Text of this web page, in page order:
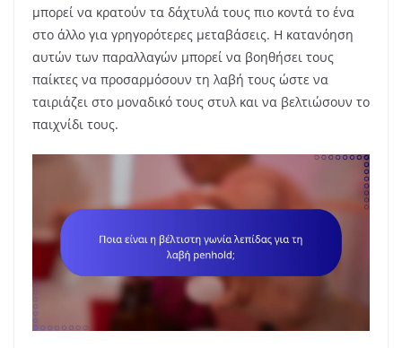
μπορεί να κρατούν τα δάχτυλά τους πιο κοντά το ένα
στο άλλο για γρηγορότερες μεταβάσεις. Η κατανόηση
αυτών των παραλλαγών μπορεί να βοηθήσει τους
παίκτες να προσαρμόσουν τη λαβή τους ώστε να
ταιριάζει στο μοναδικό τους στυλ και να βελτιώσουν το
παιχνίδι τους.